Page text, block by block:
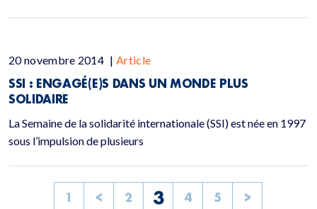
20 novembre 2014 | Article
SSI : ENGAGÉ(E)S DANS UN MONDE PLUS
SOLIDAIRE
La Semaine de la solidarité internationale (SSI) est née en 1997
sous l’impulsion de plusieurs
1 < 2 3 4 5 >